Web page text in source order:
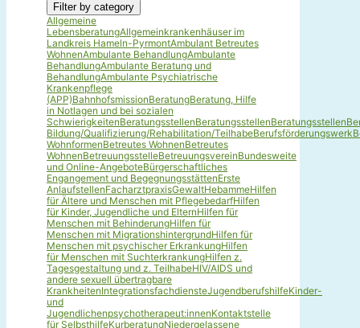
Filter by category
Allgemeine
LebensberatungAllgemeinkrankenhäuser im
Landkreis Hameln-PyrmontAmbulant Betreutes
WohnenAmbulante BehandlungAmbulante
BehandlungAmbulante Beratung und
BehandlungAmbulante Psychiatrische
Krankenpflege
(APP)BahnhofsmissionBeratungBeratung, Hilfe
in Notlagen und bei sozialen
SchwierigkeitenBeratungsstellenBeratungsstellenBeratungsstellen
Bildung/Qualifizierung/Rehabilitation/TeilhabeBerufsförderungswerk
WohnformenBetreutes WohnenBetreutes
WohnenBetreuungsstelleBetreuungsvereinBundesweite
und Online-AngeboteBürgerschaftliches
Engangement und BegegnungsstättenErste
AnlaufstellenFacharztpraxisGewaltHebammeHilfen
für Ältere und Menschen mit PflegebedarfHilfen
für Kinder, Jugendliche und ElternHilfen für
Menschen mit BehinderungHilfen für
Menschen mit MigrationshintergrundHilfen für
Menschen mit psychischer ErkrankungHilfen
für Menschen mit SuchterkrankungHilfen z.
Tagesgestaltung und z. TeilhabeHIV/AIDS und
andere sexuell übertragbare
KrankheitenIntegrationsfachdiensteJugendberufshilfeKinder-
und
Jugendlichenpsychotherapeut:innenKontaktstelle
für SelbsthilfeKurberatungNiedergelassene